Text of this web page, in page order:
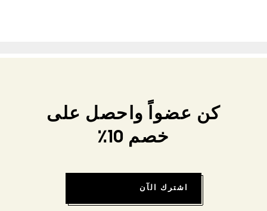
كن عضواً واحصل على
خصم 10٪
اشترك الآن